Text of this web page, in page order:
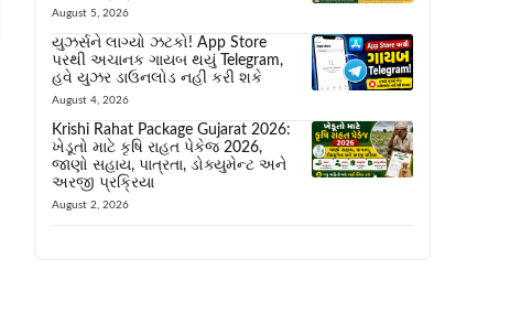
August 5, 2026
યુઝર્સને લાગ્યો ઝટકો! App Store
પરથી અચાનક ગાયબ થયું Telegram,
હવે યુઝર ડાઉનલોડ નહીં કરી શકે
August 4, 2026
Krishi Rahat Package Gujarat 2026:
ખેડૂતો માટે કૃષિ રાહત પેકેજ 2026,
જાણો સહાય, પાત્રતા, ડોક્યુમેન્ટ અને
અરજી પ્રક્રિયા
August 2, 2026